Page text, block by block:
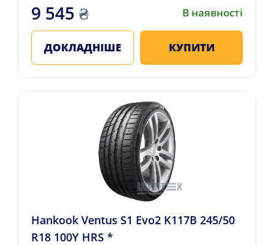
9 545 ₴ В наявності
ДОКЛАДНІШЕ КУПИТИ
Hankook Ventus S1 Evo2 K117B 245/50
R18 100Y HRS *